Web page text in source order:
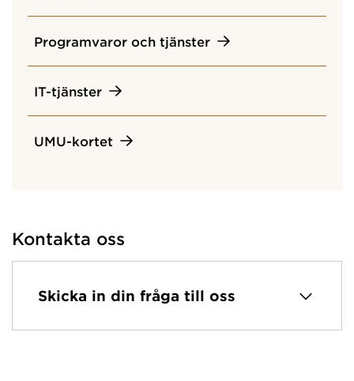
Programvaror och tjänster
IT-tjänster
UMU-kortet
Kontakta oss
Skicka in din fråga till oss